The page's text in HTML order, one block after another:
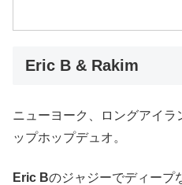
Eric B & Rakim
ニューヨーク、ロングアイラ
ップホップデュオ。
Eric Bのジャジーでディープ